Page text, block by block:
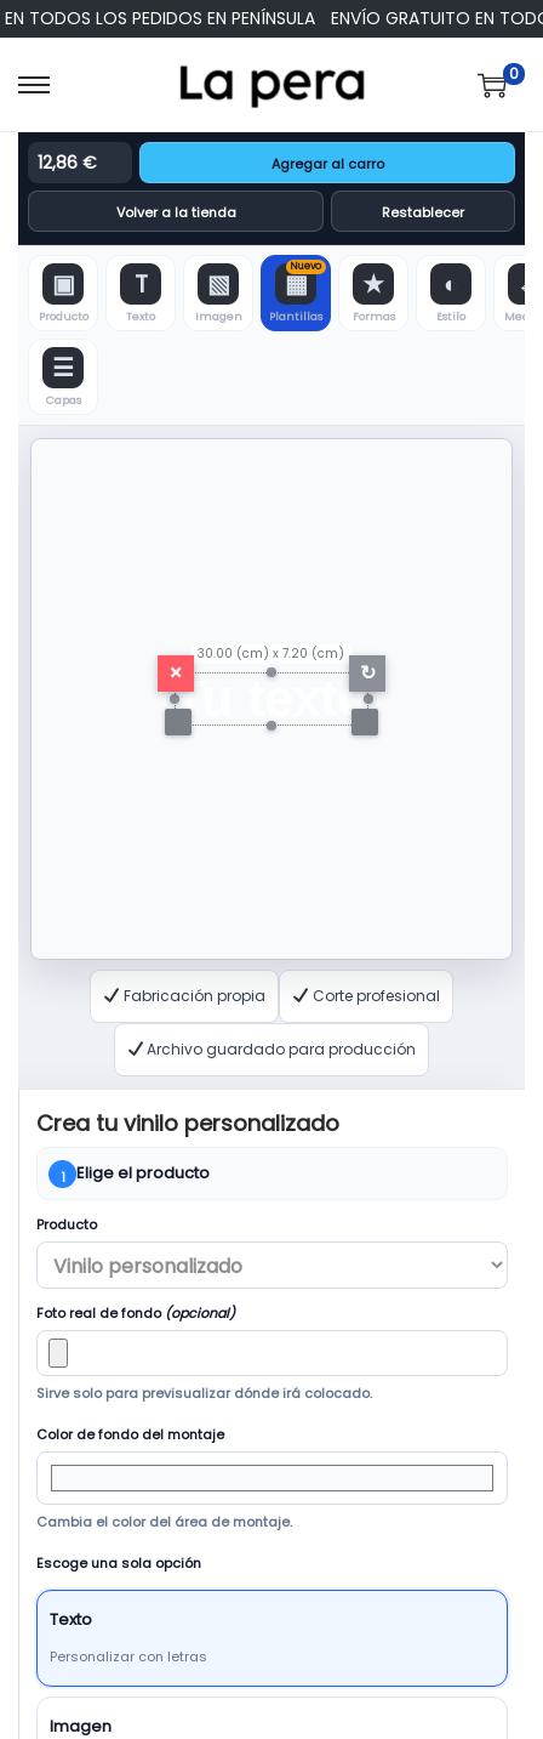
TODOS LOS PEDIDOS EN PENÍNSULA ENVÍO GRATUITO EN
0
12,86 € Agregar al carro
Volver a la tienda Restablecer
▣
Producto
T
Texto
▧
Imagen
▦
Plantillas
★
Formas
◐
Estilo
↔
☰
Capas
Tu texto
30.00 (cm) x 7.20 (cm)
× ↻
Fabricación propia Corte profesional
Archivo guardado para producción
Crea tu vinilo personalizado
1 Elige el producto
Producto
Foto real de fondo (opcional)
Sirve solo para previsualizar dónde irá colocado.
Color de fondo del montaje
Cambia el color del área de montaje.
Escoge una sola opción
Texto
Personalizar con letras
Imagen